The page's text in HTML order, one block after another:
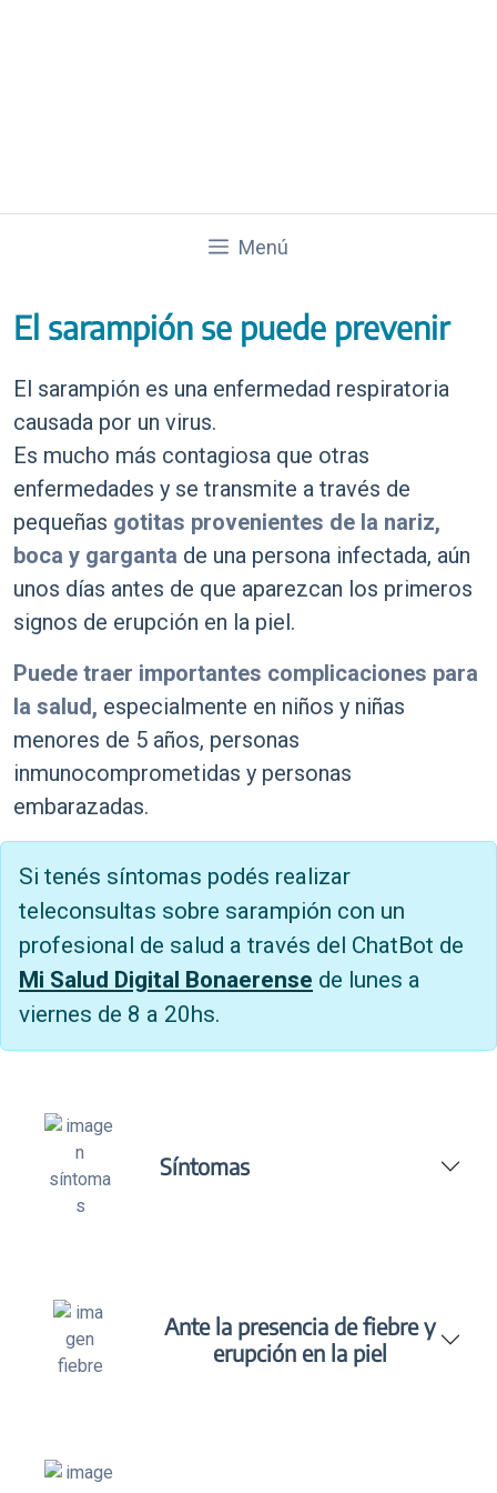
Menú
El sarampión se puede prevenir
El sarampión es una enfermedad respiratoria
causada por un virus.
Es mucho más contagiosa que otras
enfermedades y se transmite a través de
pequeñas gotitas provenientes de la nariz,
boca y garganta de una persona infectada, aún
unos días antes de que aparezcan los primeros
signos de erupción en la piel.
Puede traer importantes complicaciones para
la salud, especialmente en niños y niñas
menores de 5 años, personas
inmunocomprometidas y personas
embarazadas.
Si tenés síntomas podés realizar
teleconsultas sobre sarampión con un
profesional de salud a través del ChatBot de
Mi Salud Digital Bonaerense de lunes a
viernes de 8 a 20hs.
Síntomas
Ante la presencia de fiebre y
erupción en la piel